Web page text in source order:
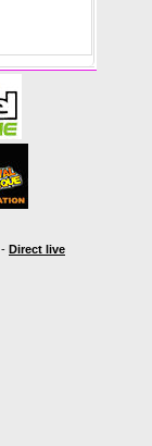
- Direct live